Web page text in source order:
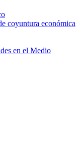
coyuntura económica
en el Medio